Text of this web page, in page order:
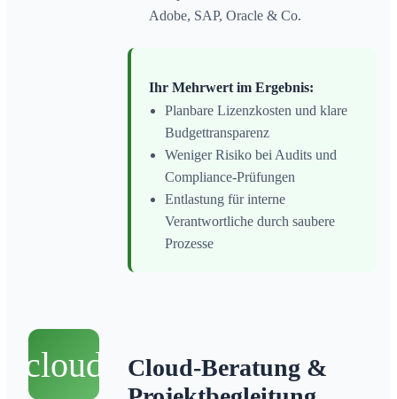
Adobe, SAP, Oracle & Co.
Ihr Mehrwert im Ergebnis:
Planbare Lizenzkosten und klare
Budgettransparenz
Weniger Risiko bei Audits und
Compliance-Prüfungen
Entlastung für interne
Verantwortliche durch saubere
Prozesse
cloud
Cloud-Beratung &